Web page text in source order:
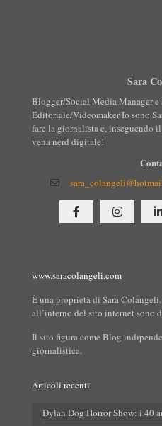
Sara
Blogger/Social Media Manager e
Editoriale/Videomaker Io sono
fare la giornalista e, inseguendo
vena nerd digitale!
www.saracolangeli.com
È una proprietà di Sara
all’interno del sito internet sono
Il sito figura come Blog
giornalistica.
Articoli recenti
Dylan Dog Horror Show: i 40